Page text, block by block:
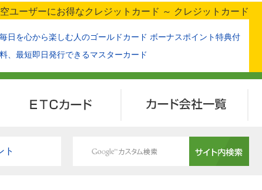
ユーザーにお得なクレジットカード ～ クレジットカード
毎日を心から楽しむ人のゴールドカード ボーナスポイント特典付
、最短即日発行できるマスターカード
ト